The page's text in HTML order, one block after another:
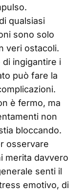
qualsiasi
sono solo
veri ostacoli.
ingigantire i
può fare la
è fermo, ma
non
bloccando.
osservare
merita davvero
senti il
emotivo, di